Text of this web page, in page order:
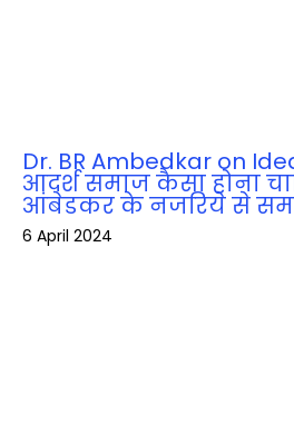
Dr. BR Ambedkar on
आदर्श समाज कैसा होना
आंबेडकर के नजरिये से
6 April 2024